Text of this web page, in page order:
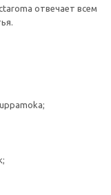
отвечает всем